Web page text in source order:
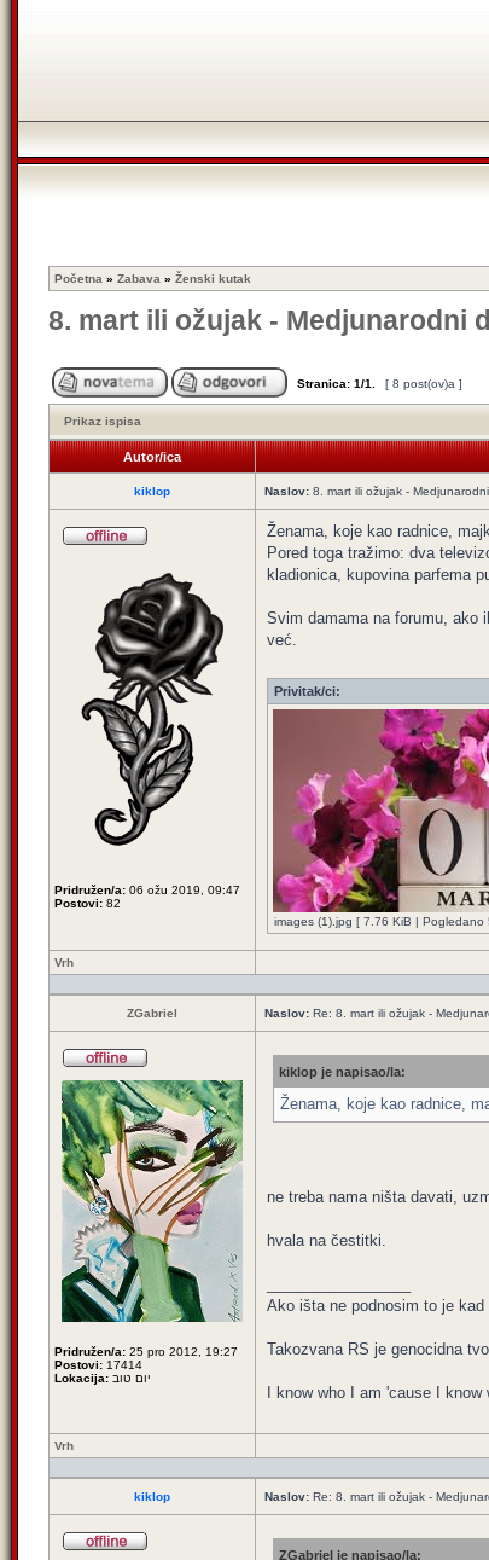
Početna » Zabava » Ženski kutak
8. mart ili ožujak - Medjunarodni
Stranica: 1/1 [ 8 post(ov)a ]
Prikaz ispisa
Autor/ica
kiklop Naslov: 8. mart ili ožujak -
Pridružen/a: 06 ožu 2019, 09:47
Postovi: 82
Ženama, koje kao radnice,
Pored toga tražimo: dva
kladionica, kupovina parfema
Svim damama na forumu, ako
već.
Privitak/ci:
images (1).jpg [ 7.76 KiB | Pogledano
Vrh
ZGabriel Naslov: Re: 8. mart ili ožujak -
Pridružen/a: 25 pro 2012, 19:27
Postovi: 17414
Lokacija: יום טוב
kiklop je napisao/la:
Ženama, koje kao radnice,
ne treba nama ništa davati,
hvala na čestitki.
Ako išta ne podnosim to je
Takozvana RS je genocidna
I know who I am 'cause I know
Vrh
kiklop Naslov: Re: 8. mart ili ožujak -
ZGabriel je napisao/la: